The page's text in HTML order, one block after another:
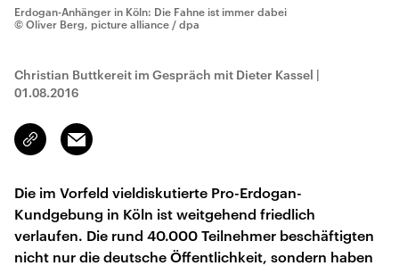
Erdogan-Anhänger in Köln: Die Fahne ist immer dabei
© Oliver Berg, picture alliance / dpa
Christian Buttkereit im Gespräch mit Dieter Kassel |
01.08.2016
Link
kopieren/teilen
Email
Die im Vorfeld vieldiskutierte Pro-Erdogan-
Kundgebung in Köln ist weitgehend friedlich
verlaufen. Die rund 40.000 Teilnehmer beschäftigten
nicht nur die deutsche Öffentlichkeit, sondern haben